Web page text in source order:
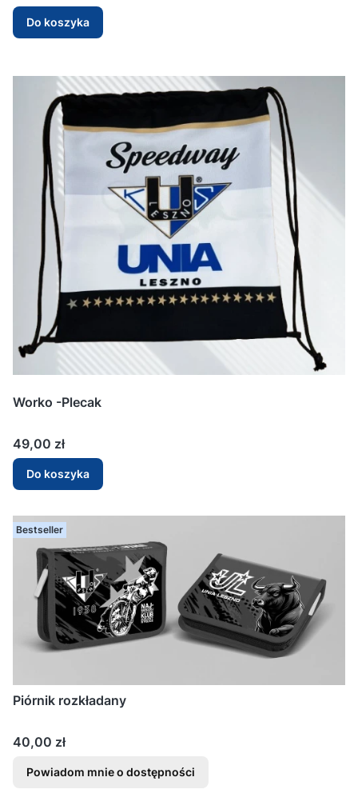
Do koszyka
Worko -Plecak
Cena
49,00 zł
Do koszyka
Bestseller
Piórnik rozkładany
Cena
40,00 zł
Powiadom mnie o dostępności